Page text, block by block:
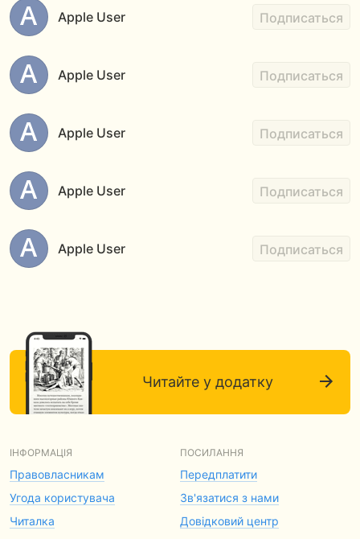
Apple User Подписаться
Apple User Подписаться
Apple User Подписаться
Apple User Подписаться
Apple User Подписаться
Читайте у додатку
ІНФОРМАЦІЯ
Правовласникам
Угода користувача
Читалка
ПОСИЛАННЯ
Передплатити
Зв'язатися з нами
Довідковий центр